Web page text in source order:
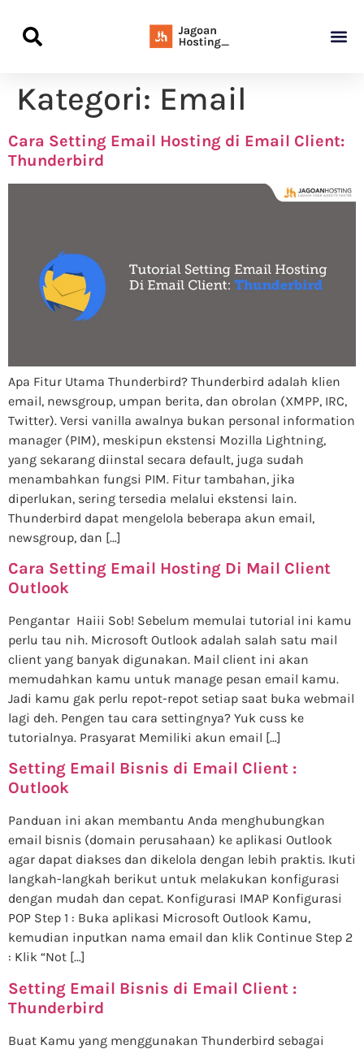
Kategori: Email
Cara Setting Email Hosting di Email Client:
Thunderbird
Apa Fitur Utama Thunderbird? Thunderbird adalah klien
email, newsgroup, umpan berita, dan obrolan (XMPP, IRC,
Twitter). Versi vanilla awalnya bukan personal information
manager (PIM), meskipun ekstensi Mozilla Lightning,
yang sekarang diinstal secara default, juga sudah
menambahkan fungsi PIM. Fitur tambahan, jika
diperlukan, sering tersedia melalui ekstensi lain.
Thunderbird dapat mengelola beberapa akun email,
newsgroup, dan […]
Cara Setting Email Hosting Di Mail Client
Outlook
Pengantar Haiii Sob! Sebelum memulai tutorial ini kamu
perlu tau nih. Microsoft Outlook adalah salah satu mail
client yang banyak digunakan. Mail client ini akan
memudahkan kamu untuk manage pesan email kamu.
Jadi kamu gak perlu repot-repot setiap saat buka webmail
lagi deh. Pengen tau cara settingnya? Yuk cuss ke
tutorialnya. Prasyarat Memiliki akun email […]
Setting Email Bisnis di Email Client :
Outlook
Panduan ini akan membantu Anda menghubungkan
email bisnis (domain perusahaan) ke aplikasi Outlook
agar dapat diakses dan dikelola dengan lebih praktis. Ikuti
langkah-langkah berikut untuk melakukan konfigurasi
dengan mudah dan cepat. Konfigurasi IMAP Konfigurasi
POP Step 1 : Buka aplikasi Microsoft Outlook Kamu,
kemudian inputkan nama email dan klik Continue Step 2
: Klik “Not […]
Setting Email Bisnis di Email Client :
Thunderbird
Buat Kamu yang menggunakan Thunderbird sebagai